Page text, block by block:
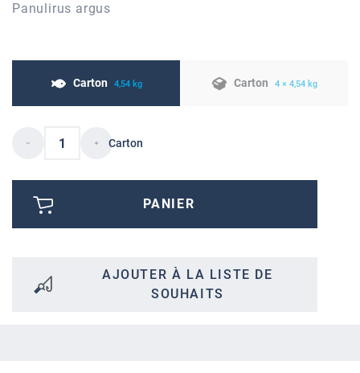
Panulirus argus
Carton 4,54 kg Carton 4 × 4,54 kg
Carton
PANIER
AJOUTER À LA LISTE DE
SOUHAITS